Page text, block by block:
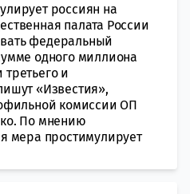
россиян на
палата России
федеральный
одного миллиона
и
«Известия»,
комиссии ОП
По мнению
мера простимулирует